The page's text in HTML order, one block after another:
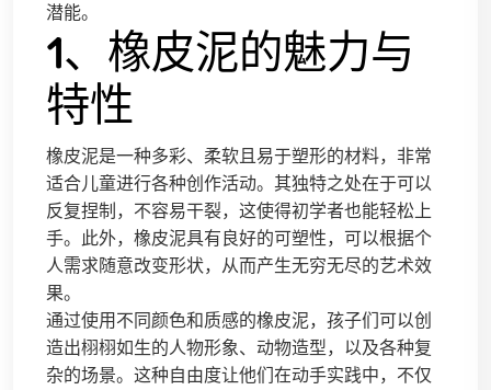
潜能。
1、橡皮泥的魅力与
特性
橡皮泥是一种多彩、柔软且易于塑形的材料，非常
适合儿童进行各种创作活动。其独特之处在于可以
反复捏制，不容易干裂，这使得初学者也能轻松上
手。此外，橡皮泥具有良好的可塑性，可以根据个
人需求随意改变形状，从而产生无穷无尽的艺术效
果。
通过使用不同颜色和质感的橡皮泥，孩子们可以创
造出栩栩如生的人物形象、动物造型，以及各种复
杂的场景。这种自由度让他们在动手实践中，不仅